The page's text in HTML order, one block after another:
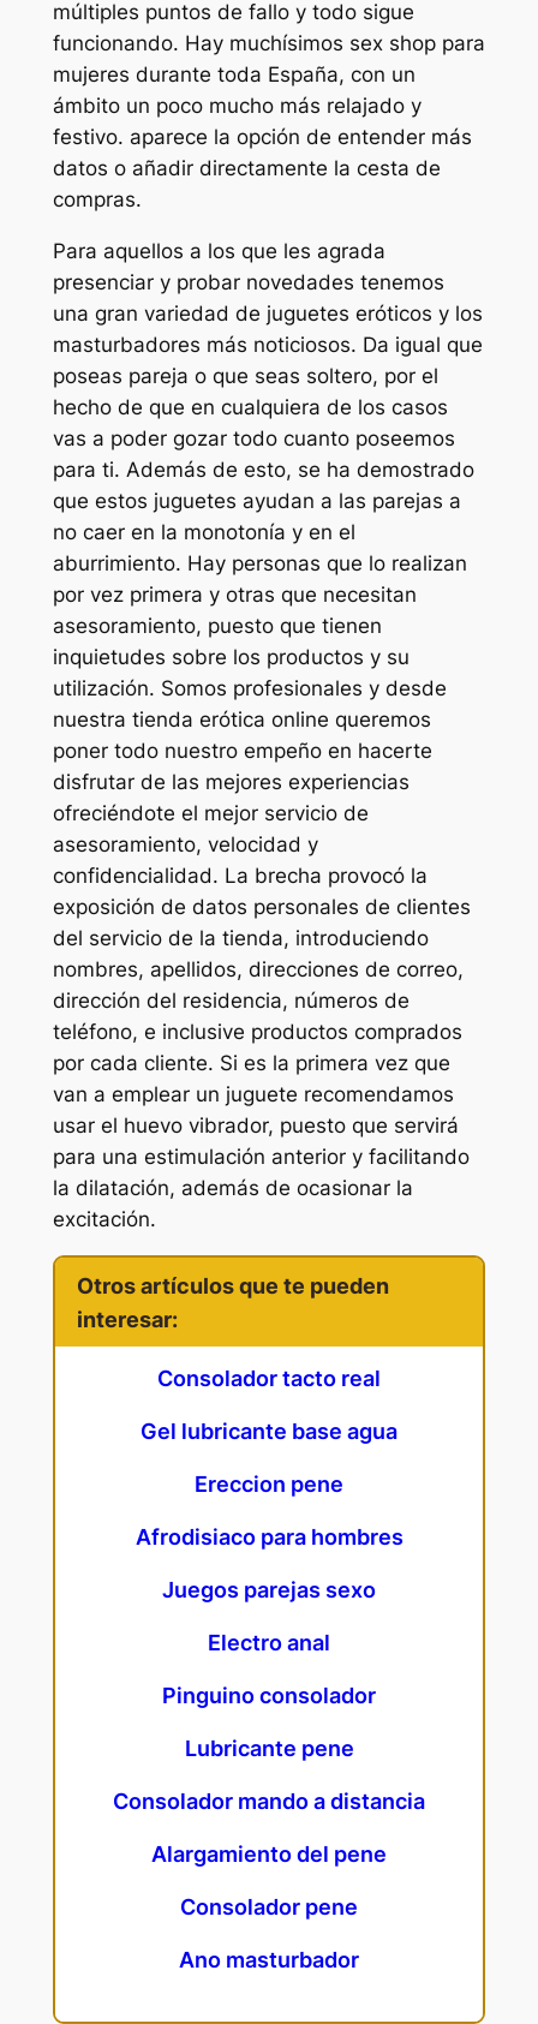
múltiples puntos de fallo y todo sigue
funcionando. Hay muchísimos sex shop para
mujeres durante toda España, con un
ámbito un poco mucho más relajado y
festivo. aparece la opción de entender más
datos o añadir directamente la cesta de
compras.
Para aquellos a los que les agrada
presenciar y probar novedades tenemos
una gran variedad de juguetes eróticos y los
masturbadores más noticiosos. Da igual que
poseas pareja o que seas soltero, por el
hecho de que en cualquiera de los casos
vas a poder gozar todo cuanto poseemos
para ti. Además de esto, se ha demostrado
que estos juguetes ayudan a las parejas a
no caer en la monotonía y en el
aburrimiento. Hay personas que lo realizan
por vez primera y otras que necesitan
asesoramiento, puesto que tienen
inquietudes sobre los productos y su
utilización. Somos profesionales y desde
nuestra tienda erótica online queremos
poner todo nuestro empeño en hacerte
disfrutar de las mejores experiencias
ofreciéndote el mejor servicio de
asesoramiento, velocidad y
confidencialidad. La brecha provocó la
exposición de datos personales de clientes
del servicio de la tienda, introduciendo
nombres, apellidos, direcciones de correo,
dirección del residencia, números de
teléfono, e inclusive productos comprados
por cada cliente. Si es la primera vez que
van a emplear un juguete recomendamos
usar el huevo vibrador, puesto que servirá
para una estimulación anterior y facilitando
la dilatación, además de ocasionar la
excitación.
Otros artículos que te pueden
interesar:
Consolador tacto real
Gel lubricante base agua
Ereccion pene
Afrodisiaco para hombres
Juegos parejas sexo
Electro anal
Pinguino consolador
Lubricante pene
Consolador mando a distancia
Alargamiento del pene
Consolador pene
Ano masturbador